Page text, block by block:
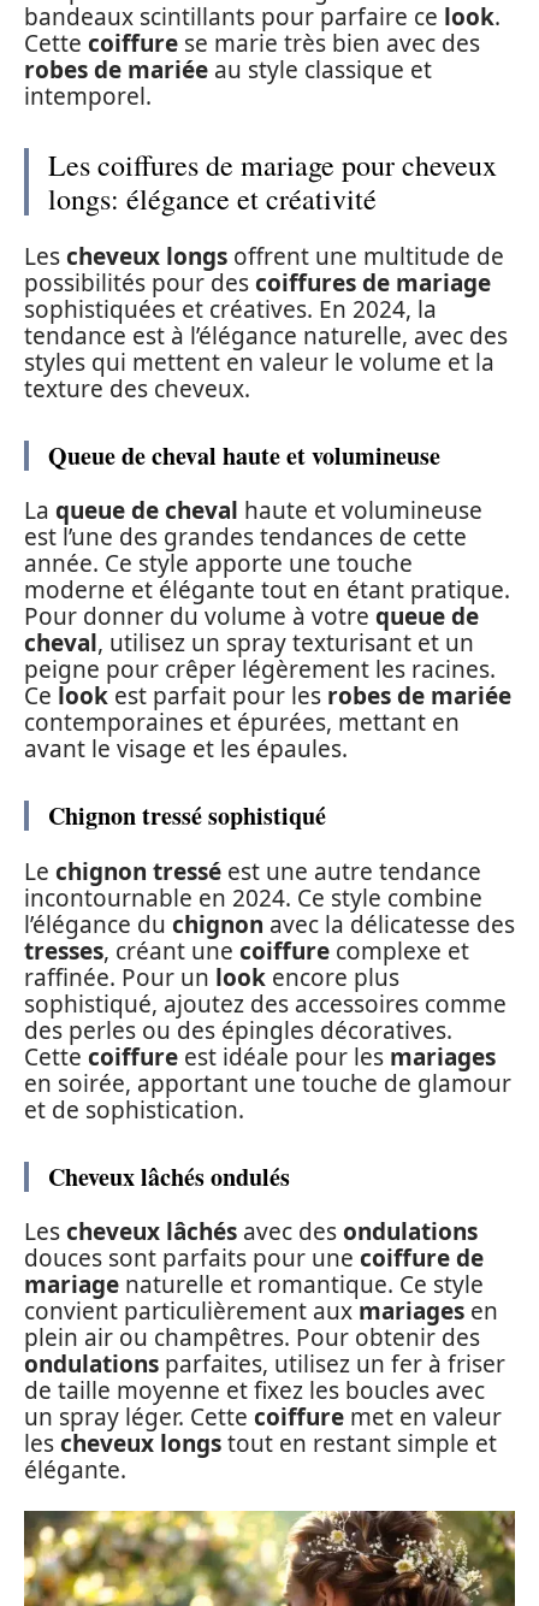
bandeaux scintillants pour parfaire ce look.
Cette coiffure se marie très bien avec des
robes de mariée au style classique et
intemporel.
Les coiffures de mariage pour cheveux
longs: élégance et créativité
Lescheveux longs offrent une multitude de
possibilités pour descoiffures de mariage
sophistiquées et créatives. En 2024, la
tendance est à l’élégance naturelle, avec des
styles qui mettent en valeur le volume et la
texture des cheveux.
Queue de cheval haute et volumineuse
La queue de cheval haute et volumineuse
est l’une des grandes tendances de cette
année. Ce style apporte une touche
moderne et élégante tout en étant pratique.
Pour donner du volume à votre queue de
cheval, utilisez un spray texturisant et un
peigne pour crêper légèrement les racines.
Ce look est parfait pour les robes de mariée
contemporaines et épurées, mettant en
avant le visage et les épaules.
Chignon tressé sophistiqué
Le chignon tressé est une autre tendance
incontournable en 2024. Ce style combine
l’élégance du chignon avec la délicatesse des
tresses, créant une coiffure complexe et
raffinée. Pour un look encore plus
sophistiqué, ajoutez des accessoires comme
des perles ou des épingles décoratives.
Cette coiffure est idéale pour les mariages
en soirée, apportant une touche de glamour
et de sophistication.
Cheveux lâchés ondulés
Lescheveux lâchés avec desondulations
douces sont parfaits pour une coiffure de
mariage naturelle et romantique. Ce style
convient particulièrement aux mariages en
plein air ou champêtres. Pour obtenir des
ondulations parfaites, utilisez un fer à friser
de taille moyenne et fixez les boucles avec
un spray léger. Cette coiffure met en valeur
lescheveux longstout en restant simple et
élégante.